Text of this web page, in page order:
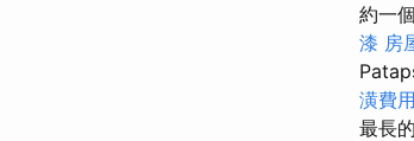
約一
漆 房
潢費
最長